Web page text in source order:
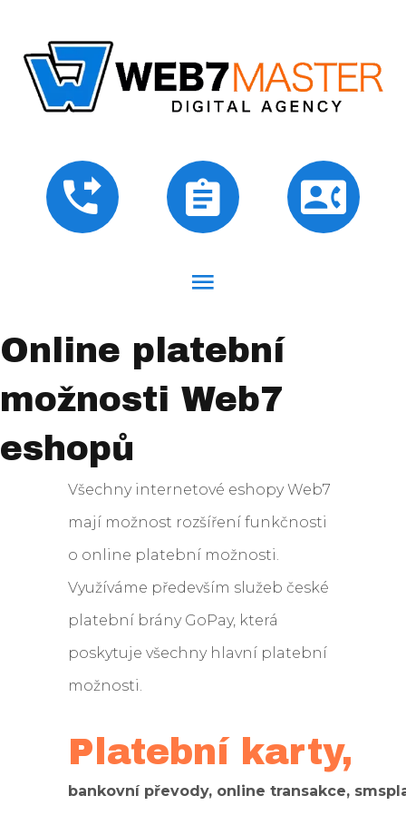
Online platební
možnosti Web7
eshopů
Všechny internetové eshopy Web7
mají možnost rozšíření funkčnosti
o online platební možnosti.
Využíváme především služeb české
platební brány GoPay, která
poskytuje všechny hlavní platební
možnosti.
Platební karty,
bankovní převody, online transakce,